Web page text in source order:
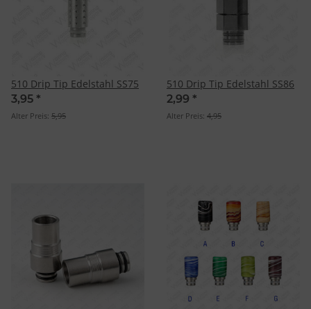
510 Drip Tip Edelstahl SS75
3,95 *
Alter Preis: 5,95
510 Drip Tip Edelstahl SS86
2,99 *
Alter Preis: 4,95